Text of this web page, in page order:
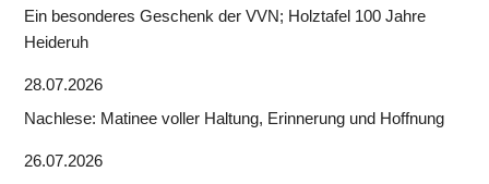
Ein besonderes Geschenk der VVN; Holztafel 100 Jahre
Heideruh
28.07.2026
Nachlese: Matinee voller Haltung, Erinnerung und Hoffnung
26.07.2026